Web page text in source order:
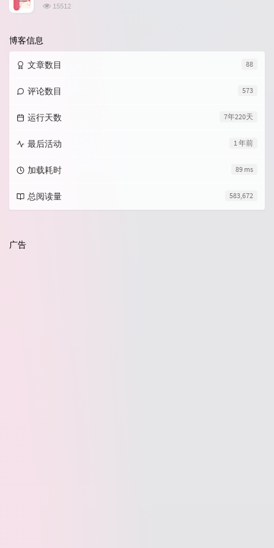
浏
15512
博客信息
88
文章数目
573
评论数目
7年220天
运行天数
1 年前
最后活动
89 ms
加载耗时
583,672
总阅读量
广告